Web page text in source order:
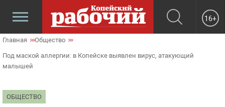
16+
Главная Общество
Под маской аллергии: в Копейске выявлен вирус, атакующий
малышей
ОБЩЕСТВО